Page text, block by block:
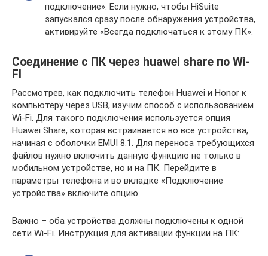
подключение». Если нужно, чтобы HiSuite
запускался сразу после обнаружения устройства,
активируйте «Всегда подключаться к этому ПК».
Соединение с ПК через huawei share по Wi-
FI
Рассмотрев, как подключить телефон Huawei и Honor к
компьютеру через USB, изучим способ с использованием
Wi-Fi. Для такого подключения используется опция
Huawei Share, которая встраивается во все устройства,
начиная с оболочки EMUI 8.1. Для переноса требующихся
файлов нужно включить данную функцию не только в
мобильном устройстве, но и на ПК. Перейдите в
параметры телефона и во вкладке «Подключение
устройства» включите опцию.
Важно – оба устройства должны подключены к одной
сети Wi-Fi. Инструкция для активации функции на ПК: